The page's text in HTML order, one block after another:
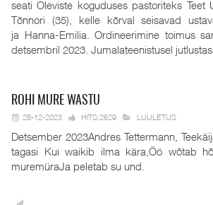
seati Oleviste koguduses pastoriteks Teet
Tõnnori (35), kelle kõrval seisavad
ja Hanna-Emilia. Ordineerimine toimus
detsembril 2023. Jumalateenistusel
ROHI MURE WASTU
28-12-2023 HITS:2629 LUULETUS
Detsember 2023Andres Tettermann,
tagasi Kui waikib ilma kära,Öö wõtab
muremüraJa peletab su und.